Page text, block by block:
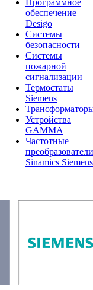
Программное
обеспечение
Desigo
Системы
безопасности
Системы
пожарной
сигнализации
Термостаты
Siemens
Устройства
GAMMA
Частотные
преобразователи
Sinamics Siemens